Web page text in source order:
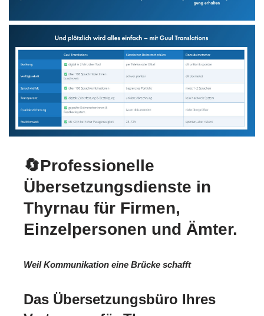
🔄Professionelle
Übersetzungsdienste in
Thyrnau für Firmen,
Einzelpersonen und Ämter.
Weil Kommunikation eine Brücke schafft
Das Übersetzungsbüro Ihres